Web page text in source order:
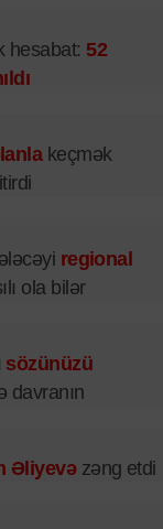
hesabat: 52
keçmək
regional
ola bilər
sözünüzü
davranın
Əliyevəzəng etdi